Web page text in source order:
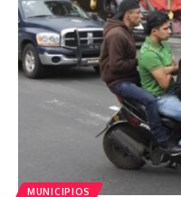
MUNICIPIOS